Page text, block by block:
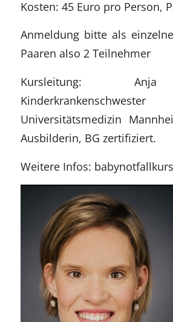
Kosten: 45 Euro pro Person,
Anmeldung bitte als
Paaren also 2 Teilnehmer
Kursleitung:
Universitätsmedizin
Ausbilderin, BG zertifiziert.
Weitere Infos: